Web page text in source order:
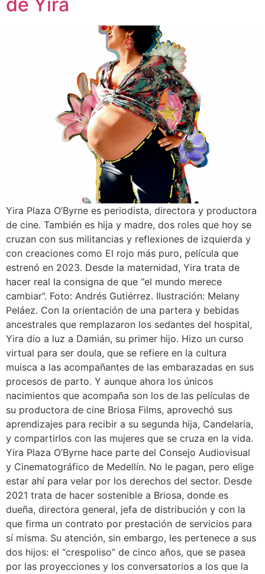
Yira Plaza O’Byrne es periodista, directora y productora
de cine. También es hija y madre, dos roles que hoy se
cruzan con sus militancias y reflexiones de izquierda y
con creaciones como El rojo más puro, película que
estrenó en 2023. Desde la maternidad, Yira trata de
hacer real la consigna de que “el mundo merece
cambiar”. Foto: Andrés Gutiérrez. Ilustración: Melany
Peláez. Con la orientación de una partera y bebidas
ancestrales que remplazaron los sedantes del hospital,
Yira dio a luz a Damián, su primer hijo. Hizo un curso
virtual para ser doula, que se refiere en la cultura
muisca a las acompañantes de las embarazadas en sus
procesos de parto. Y aunque ahora los únicos
nacimientos que acompaña son los de las películas de
su productora de cine Briosa Films, aprovechó sus
aprendizajes para recibir a su segunda hija, Candelaria,
y compartirlos con las mujeres que se cruza en la vida.
Yira Plaza O’Byrne hace parte del Consejo Audiovisual
y Cinematográfico de Medellín. No le pagan, pero elige
estar ahí para velar por los derechos del sector. Desde
2021 trata de hacer sostenible a Briosa, donde es
dueña, directora general, jefa de distribución y con la
que firma un contrato por prestación de servicios para
sí misma. Su atención, sin embargo, les pertenece a sus
dos hijos: el “crespoliso” de cinco años, que se pasea
por las proyecciones y los conversatorios a los que la